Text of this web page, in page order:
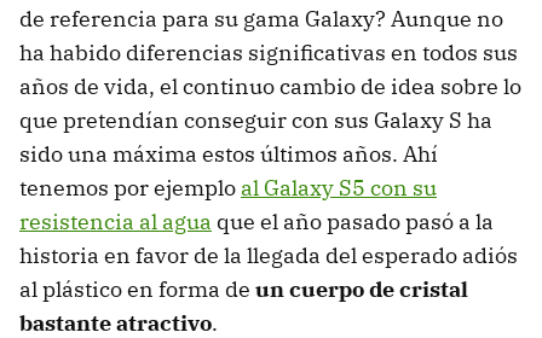
de referencia para su gama Galaxy? Aunque no
ha habido diferencias significativas en todos sus
años de vida, el continuo cambio de idea sobre lo
que pretendían conseguir con sus Galaxy S ha
sido una máxima estos últimos años. Ahí
tenemos por ejemplo al Galaxy S5 con su
resistencia al agua que el año pasado pasó a la
historia en favor de la llegada del esperado adiós
al plástico en forma de un cuerpo de cristal
bastante atractivo.